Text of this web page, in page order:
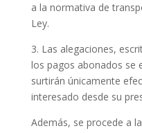
a la normativa de
Ley.
3. Las alegaciones,
los pagos abonados se
surtirán únicamente
interesado desde su
Además, se procede a